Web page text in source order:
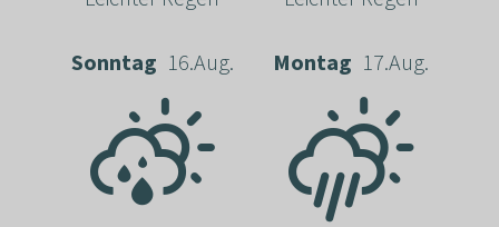
Sonntag 16.Aug. Montag 17.Aug.